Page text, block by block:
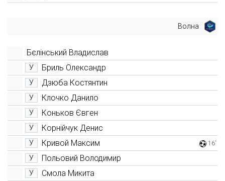
Волна
Бєлінський Владислав
У Бриль Олександр
У Дзюба Костянтин
У Клочко Данило
У Коньков Євген
У Корнійчук Денис
У Кривой Максим 16'
У Польовий Володимир
У Смола Микита